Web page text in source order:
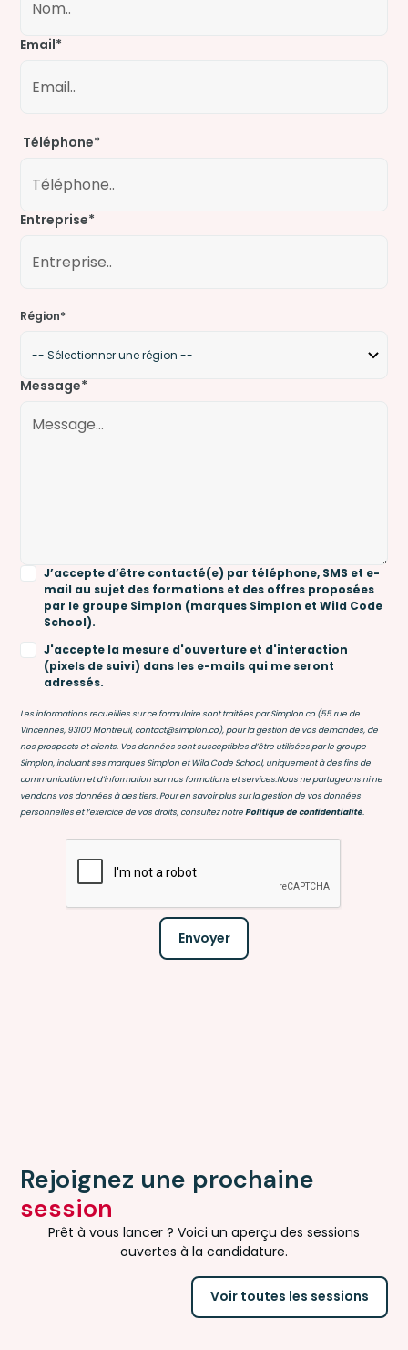
Email*
Téléphone*
Entreprise*
Région*
Message*
J’accepte d’être contacté(e) par téléphone, SMS et e-
mail au sujet des formations et des offres proposées
par le groupe Simplon (marques Simplon et Wild Code
School).
J'accepte la mesure d'ouverture et d'interaction
(pixels de suivi) dans les e-mails qui me seront
adressés.
Les informations recueillies sur ce formulaire sont traitées par Simplon.co (55 rue de
Vincennes, 93100 Montreuil, contact@simplon.co), pour la gestion de vos demandes, de
nos prospects et clients. Vos données sont susceptibles d’être utilisées par le groupe
Simplon, incluant ses marques Simplon et Wild Code School, uniquement à des fins de
communication et d’information sur nos formations et services.Nous ne partageons ni ne
vendons vos données à des tiers. Pour en savoir plus sur la gestion de vos données
personnelles et l’exercice de vos droits, consultez notrePolitique de confidentialité.
Rejoignez une prochaine
session
Prêt à vous lancer ? Voici un aperçu des sessions
ouvertes à la candidature.
Voir toutes les sessions